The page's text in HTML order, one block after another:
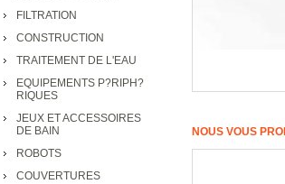
FILTRATION
CONSTRUCTION
TRAITEMENT DE L'EAU
EQUIPEMENTS P?RIPH?
RIQUES
JEUX ET ACCESSOIRES
DE BAIN
ROBOTS
COUVERTURES
NOUS VOUS